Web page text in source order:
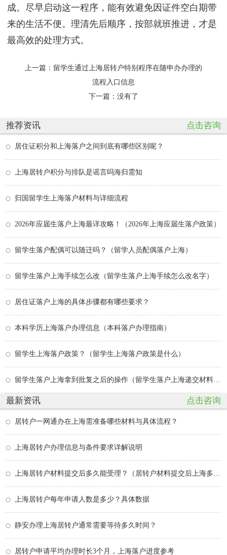
成。尽早启动这一程序，能有效避免因证件空白期带
来的生活不便。理清先后顺序，按部就班推进，才是
最高效的处理方式。
上一篇： 留学生通过上海居转户特别程序在随申办办理的
流程入口信息
下一篇：没有了
推荐资讯 点击咨询
居住证积分和上海落户之间到底有哪些区别呢？
上海居转户积分与排队是谣言吗海归需知
归国留学生上海落户材料与详细流程
2026年应届生落户上海最详攻略！（2026年上海应届生落户政策）
留学生落户配偶可以随迁吗？（留学人员配偶落户上海）
留学生落户上海手续怎么改（留学生落户上海手续怎么改名字）
居住证落户上海的具体步骤都有哪些要求？
本科学历上海落户办理信息（本科落户办理指南）
留学生上海落户政策？（留学生上海落户政策是什么）
最新资讯 点击咨询
居转户一网通办在上海需准备哪些材料与具体流程？
上海居转户办理信息与条件要求详解说明
上海居转户每年申请人数是多少？具体数据
静安办理上海居转户通常需要等待多久时间？
居转户申请平均办理时长3个月，上海落户进度参考